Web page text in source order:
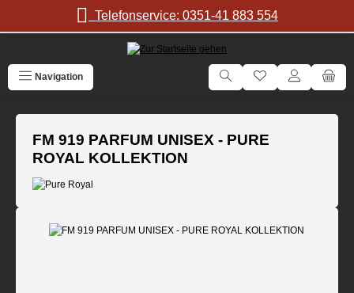
Zum Hauptinhalt springenTelefonservice: 0351-41 883 554
Navigation
FM 919 PARFUM UNISEX - PURE
ROYAL KOLLEKTION
Bildergalerie überspringen